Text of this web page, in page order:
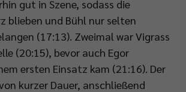
gut in Szene, sodass die
blieben und Bühl nur selten
(17:13). Zweimal war Vigrass
(20:15), bevor auch Egor
ersten Einsatz kam (21:16). Der
kurzer Dauer, anschließend